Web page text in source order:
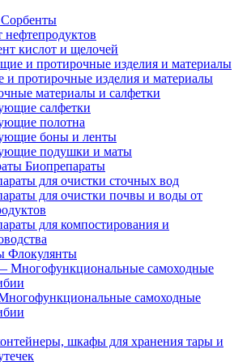
Сорбенты
нефтепродуктов
кислот и щелочей
протирочные изделия и материалы
материалы и салфетки
салфетки
полотна
боны и ленты
подушки и маты
Биопрепараты
для очистки сточных вод
для очистки почвы и воды от
для компостирования и
Флокулянты
самоходные